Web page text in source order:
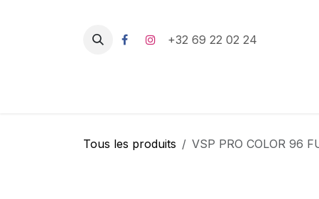
+32 69 22 02 24
Tous les produits VSP PRO COLOR 96